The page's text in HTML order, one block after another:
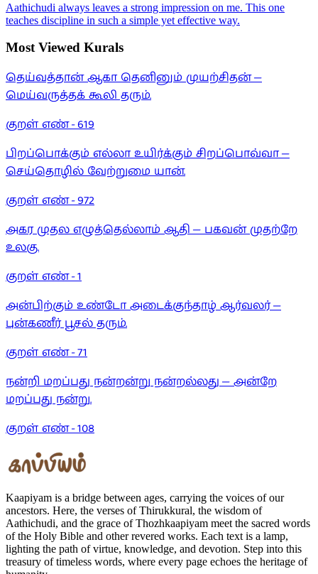
Aathichudi always leaves a strong impression on me. This one
teaches discipline in such a simple yet effective way.
Most Viewed Kurals
தெய்வத்தான் ஆகா தெனினும் முயற்சிதன் —
மெய்வருத்தக் கூலி தரும்.
குறள் எண் -619
பிறப்பொக்கும் எல்லா உயிர்க்கும் சிறப்பொவ்வா —
செய்தொழில் வேற்றுமை யான்.
குறள் எண் -972
அகர முதல எழுத்தெல்லாம் ஆதி — பகவன் முதற்றே
உலகு.
குறள் எண் -1
அன்பிற்கும் உண்டோ அடைக்குந்தாழ் ஆர்வலர் —
புன்கணீர் பூசல் தரும்.
குறள் எண் -71
நன்றி மறப்பது நன்றன்று நன்றல்லது — அன்றே
மறப்பது நன்று.
குறள் எண் -108
Kaapiyam is a bridge between ages, carrying the voices of our
ancestors. Here, the verses of Thirukkural, the wisdom of
Aathichudi, and the grace of Thozhkaapiyam meet the sacred words
of the Holy Bible and other revered works. Each text is a lamp,
lighting the path of virtue, knowledge, and devotion. Step into this
treasury of timeless words, where every page echoes the heritage of